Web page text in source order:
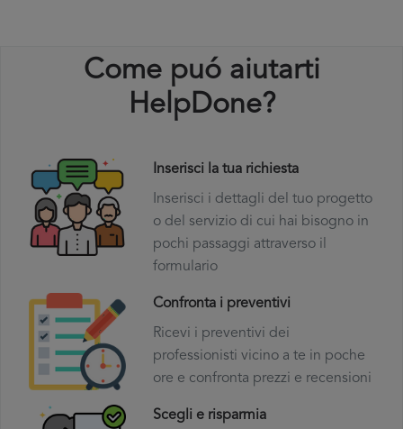
Come puó aiutarti
HelpDone?
Inserisci la tua richiesta
Inserisci i dettagli del tuo progetto
o del servizio di cui hai bisogno in
pochi passaggi attraverso il
formulario
Confronta i preventivi
Ricevi i preventivi dei
professionisti vicino a te in poche
ore e confronta prezzi e recensioni
Scegli e risparmia